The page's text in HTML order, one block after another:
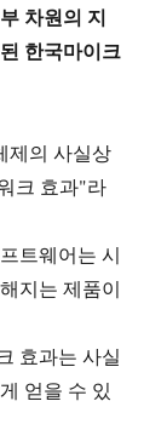
차원의 지
한국마이크
제의 사실상
크 효과"라
트웨어는 시
지는 제품이
효과는 사실
얻을 수 있